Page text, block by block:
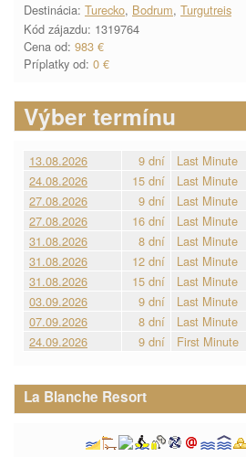
Destinácia: Turecko, Bodrum, Turgutreis
Kód zájazdu: 1319764
Cena od: 983 €
Príplatky od: 0 €
Výber termínu
13.08.2026 9 dní Last Minute
24.08.2026
15 dní Last Minute
27.08.2026
9 dní Last Minute
27.08.2026
16 dní Last Minute
31.08.2026
8 dní Last Minute
31.08.2026
12 dní Last Minute
31.08.2026
15 dní Last Minute
03.09.2026
9 dní Last Minute
07.09.2026
8 dní Last Minute
24.09.2026
9 dní First Minute
La Blanche Resort